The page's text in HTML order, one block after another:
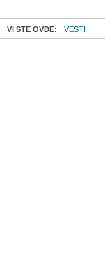
VI STE OVDE: VESTI